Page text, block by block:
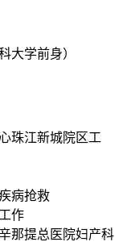
大学前身）
珠江新城院区工
病抢救
作
那提总医院妇产科